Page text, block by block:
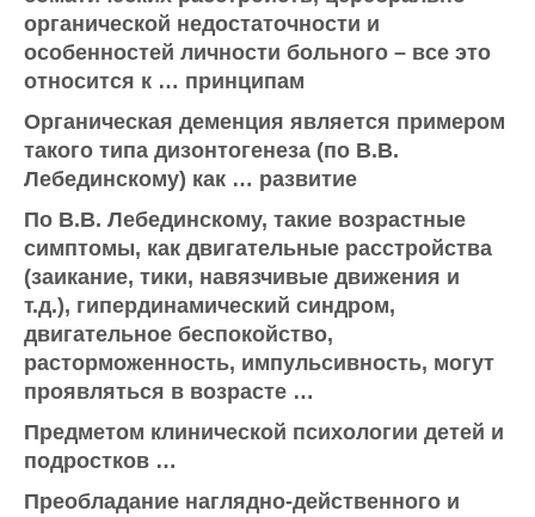
оргaнической недостаточности и
особенностей личности больного – все это
относится к … принципам
Органическая деменция является примером
такого типа дизонтогенеза (по В.В.
Лебединскому) как … развитие
По В.В. Лебединскому, такие возрастные
симптомы, как двигательные расстройства
(заикание, тики, навязчивые движения и
т.д.), гипердинамический синдром,
двигательное беспокойство,
расторможенность, импульсивность, могут
проявляться в возрасте …
Предметом клинической психологии детей и
подростков …
Преобладание наглядно-действенного и